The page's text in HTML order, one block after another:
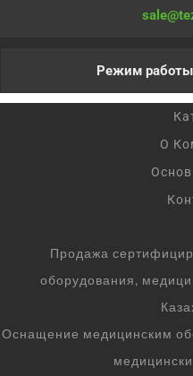
Режим
О
Продажа
оборудования,
Оснащение медицинским